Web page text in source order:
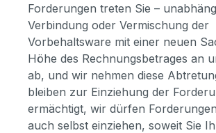
Forderungen treten Sie –
Verbindung oder Vermischung der
Vorbehaltsware mit einer neuen
Höhe des Rechnungsbetrages an
ab, und wir nehmen diese
bleiben zur Einziehung der
ermächtigt, wir dürfen
auch selbst einziehen, soweit Sie